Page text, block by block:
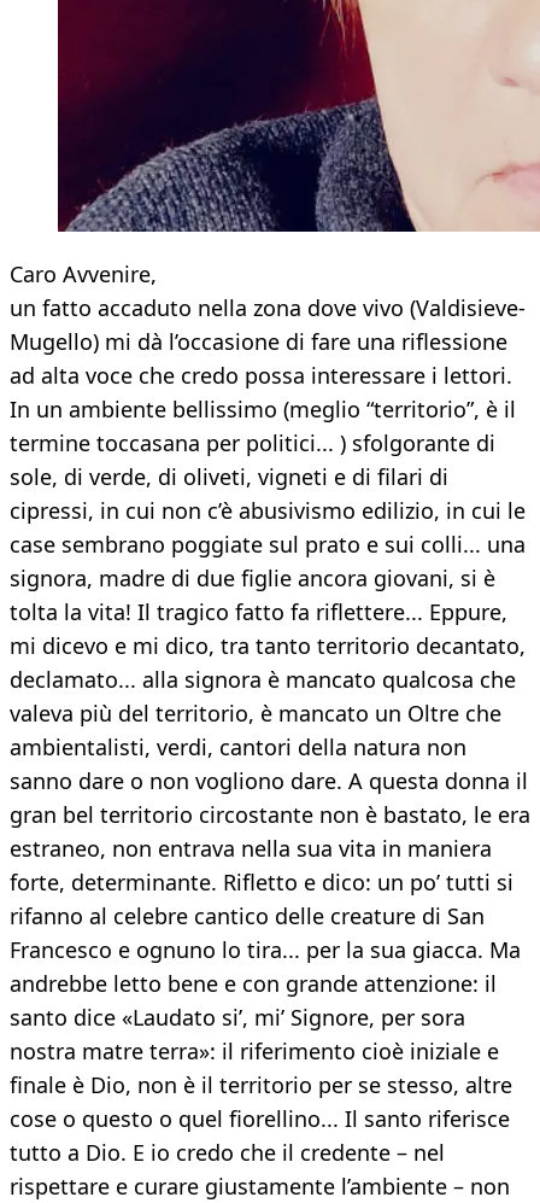
Caro Avvenire,
un fatto accaduto nella zona dove vivo (Valdisieve-
Mugello) mi dà l’occasione di fare una riflessione
ad alta voce che credo possa interessare i lettori.
In un ambiente bellissimo (meglio “territorio”, è il
termine toccasana per politici... ) sfolgorante di
sole, di verde, di oliveti, vigneti e di filari di
cipressi, in cui non c’è abusivismo edilizio, in cui le
case sembrano poggiate sul prato e sui colli... una
signora, madre di due figlie ancora giovani, si è
tolta la vita! Il tragico fatto fa riflettere... Eppure,
mi dicevo e mi dico, tra tanto territorio decantato,
declamato... alla signora è mancato qualcosa che
valeva più del territorio, è mancato un Oltre che
ambientalisti, verdi, cantori della natura non
sanno dare o non vogliono dare. A questa donna il
gran bel territorio circostante non è bastato, le era
estraneo, non entrava nella sua vita in maniera
forte, determinante. Rifletto e dico: un po’ tutti si
rifanno al celebre cantico delle creature di San
Francesco e ognuno lo tira... per la sua giacca. Ma
andrebbe letto bene e con grande attenzione: il
santo dice «Laudato si’, mi’ Signore, per sora
nostra matre terra»: il riferimento cioè iniziale e
finale è Dio, non è il territorio per se stesso, altre
cose o questo o quel fiorellino... Il santo riferisce
tutto a Dio. E io credo che il credente – nel
rispettare e curare giustamente l’ambiente – non